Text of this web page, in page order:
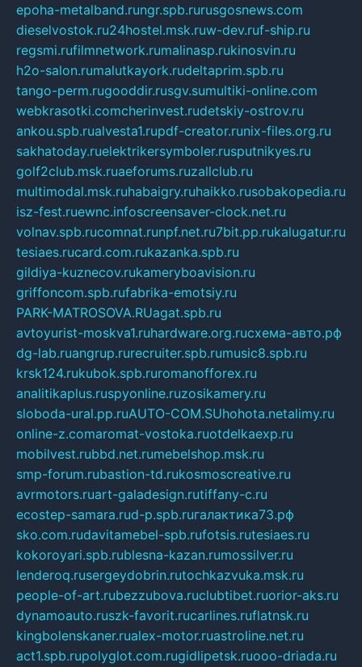
epoha-metalband.rungr.spb.rurusgosnews.com
dieselvostok.ru24hostel.msk.ruw-dev.ruf-ship.ru
regsmi.rufilmnetwork.rumalinasp.rukinosvin.ru
h2o-salon.rumalutkayork.rudeltaprim.spb.ru
tango-perm.rugooddir.rusgv.sumultiki-online.com
webkrasotki.comcherinvest.rudetskiy-ostrov.ru
ankou.spb.rualvesta1.rupdf-creator.runix-files.org.ru
sakhatoday.ruelektrikersymboler.rusputnikyes.ru
golf2club.msk.ruaeforums.ruzallclub.ru
multimodal.msk.ruhabaigry.ruhaikko.rusobakopedia.ru
isz-fest.ruewnc.infoscreensaver-clock.net.ru
volnav.spb.rucomnat.runpf.net.ru7bit.pp.rukalugatur.ru
tesiaes.rucard.com.rukazanka.spb.ru
gildiya-kuznecov.rukameryboavision.ru
griffoncom.spb.rufabrika-emotsiy.ru
PARK-MATROSOVA.RUagat.spb.ru
avtoyurist-moskva1.ruhardware.org.ruсхема-авто.рф
dg-lab.ruangrup.rurecruiter.spb.rumusic8.spb.ru
krsk124.rukubok.spb.ruromanofforex.ru
analitikaplus.ruspyonline.ruzosikamery.ru
sloboda-ural.pp.ruAUTO-COM.SUhohota.netalimy.ru
online-z.comaromat-vostoka.ruotdelkaexp.ru
mobilvest.rubbd.net.rumebelshop.msk.ru
smp-forum.rubastion-td.rukosmoscreative.ru
avrmotors.ruart-galadesign.rutiffany-c.ru
ecostep-samara.rud-p.spb.ruгалактика73.рф
sko.com.rudavitamebel-spb.rufotsis.rutesiaes.ru
kokoroyari.spb.rublesna-kazan.rumossilver.ru
lenderoq.rusergeydobrin.rutochkazvuka.msk.ru
people-of-art.rubezzubova.ruclubtibet.ruorior-aks.ru
dynamoauto.ruszk-favorit.rucarlines.ruflatnsk.ru
kingbolenskaner.rualex-motor.ruastroline.net.ru
act1.spb.rupolyglot.com.rugidlipetsk.ruooo-driada.ru